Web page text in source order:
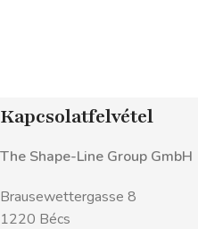
Kapcsolatfelvétel
The Shape-Line Group GmbH
Brausewettergasse 8
1220 Bécs